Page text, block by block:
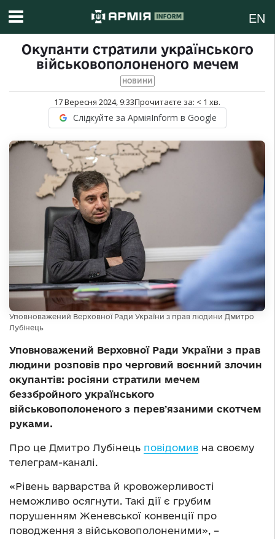
EN
Окупанти стратили українського
військовополоненого мечем
НОВИНИ
17 Вересня 2024, 9:33Прочитаєте за: < 1 хв.
Слідкуйте за АрміяInform в Google
Уповноважений Верховної Ради України з прав людини Дмитро
Лубінець
Уповноважений Верховної Ради України з прав
людини розповів про черговий воєнний злочин
окупантів: росіяни стратили мечем
беззбройного українського
військовополоненого з перевʼязаними скотчем
руками.
Про це Дмитро Лубінець повідомив на своєму
телеграм-каналі.
«Рівень варварства й кровожерливості
неможливо осягнути. Такі дії є грубим
порушенням Женевської конвенції про
поводження з військовополоненими», –